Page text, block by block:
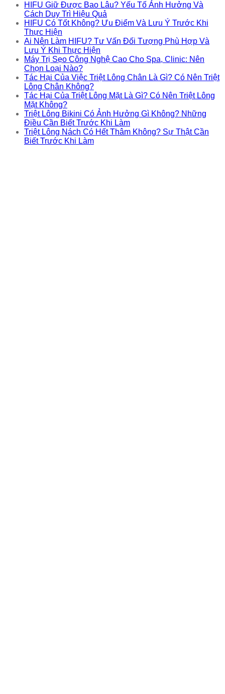
HIFU Giữ Được Bao Lâu? Yếu Tố Ảnh Hưởng Và
Cách Duy Trì Hiệu Quả
HIFU Có Tốt Không? Ưu Điểm Và Lưu Ý Trước Khi
Thực Hiện
Ai Nên Làm HIFU? Tư Vấn Đối Tượng Phù Hợp Và
Lưu Ý Khi Thực Hiện
Máy Trị Sẹo Công Nghệ Cao Cho Spa, Clinic: Nên
Chọn Loại Nào?
Tác Hại Của Việc Triệt Lông Chân Là Gì? Có Nên Triệt
Lông Chân Không?
Tác Hại Của Triệt Lông Mặt Là Gì? Có Nên Triệt Lông
Mặt Không?
Triệt Lông Bikini Có Ảnh Hưởng Gì Không? Những
Điều Cần Biết Trước Khi Làm
Triệt Lông Nách Có Hết Thâm Không? Sự Thật Cần
Biết Trước Khi Làm